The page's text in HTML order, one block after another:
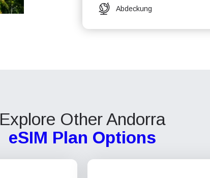
Abdeckung
Explore Other Andorra
eSIM Plan Options